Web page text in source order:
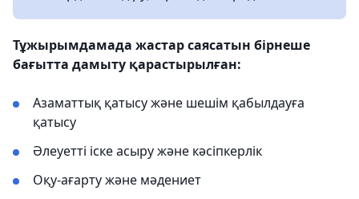
Тұжырымдамада жастар саясатын бірнеше
бағытта дамыту қарастырылған:
Азаматтық қатысу және шешім қабылдауға
қатысу
Әлеуетті іске асыру және кәсіпкерлік
Оқу-ағарту және мәдениет